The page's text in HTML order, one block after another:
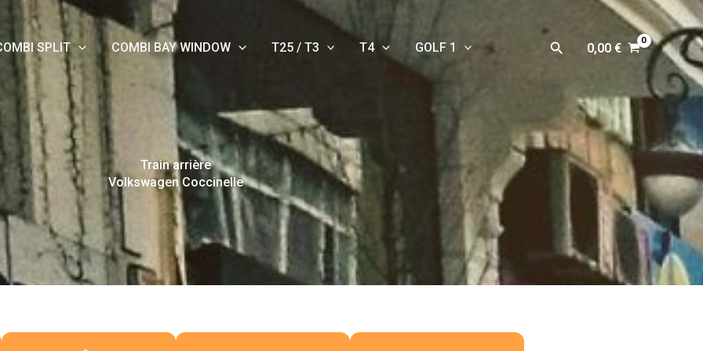
SPLIT COMBI BAY WINDOW T25 / T3 T4 GOLF 1 Rechercher
0,00 €
Train arrière
Volkswagen Coccinelle